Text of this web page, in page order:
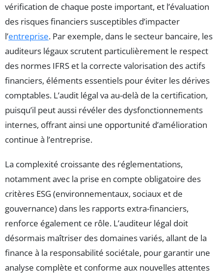
vérification de chaque poste important, et l’évaluation
des risques financiers susceptibles d’impacter
l’entreprise. Par exemple, dans le secteur bancaire, les
auditeurs légaux scrutent particulièrement le respect
des normes IFRS et la correcte valorisation des actifs
financiers, éléments essentiels pour éviter les dérives
comptables. L’audit légal va au-delà de la certification,
puisqu’il peut aussi révéler des dysfonctionnements
internes, offrant ainsi une opportunité d’amélioration
continue à l’entreprise.
La complexité croissante des réglementations,
notamment avec la prise en compte obligatoire des
critères ESG (environnementaux, sociaux et de
gouvernance) dans les rapports extra-financiers,
renforce également ce rôle. L’auditeur légal doit
désormais maîtriser des domaines variés, allant de la
finance à la responsabilité sociétale, pour garantir une
analyse complète et conforme aux nouvelles attentes